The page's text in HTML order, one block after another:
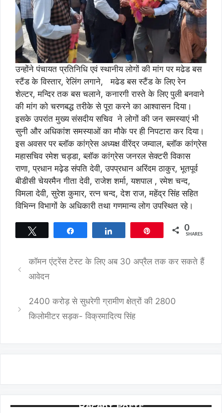
उन्होंने पंचायत प्रतिनिधि एवं स्थानीय लोगों की मांग पर मढेड बस
स्टैंड के विस्तार, रेलिंग लगाने, मढेड बस स्टैंड के लिए रेन
शेल्टर, मन्दिर तक बस चलाने, कनारगी रास्ते के लिए पुली बनवाने
की मांग को चरणबद्ध तरीके से पूरा करने का आश्वासन दिया।
इसके उपरांत मुख्य संसदीय सचिव ने लोगों की जन समस्याएं भी
सुनी और अधिकांश समस्याओं का मौके पर ही निपटारा कर दिया।
इस अवसर पर ब्लॉक कांग्रेस अध्यक्ष वीरेंद्र जम्वाल, ब्लॉक कांग्रेस
महासचिव रमेश चड्डा, ब्लॉक कांग्रेस जनरल सेक्टरी विकास
राणा, प्रधान मढ़ेड संपति देवी, उपप्रधान अरिंदम ठाकुर, भूतपूर्व
बीडीसी चेयरमैन गीता देवी, राजेश शर्मा, यशपाल , रमेश चन्द,
विमला देवी, सुरेश कुमार, रत्न चन्द, देश राज, महेंद्र सिंह सहित
विभिन्न विभागों के अधिकारी तथा गणमान्य लोग उपस्थित रहे।
0
SHARES
कॉमन एंट्रेंस टेस्ट के लिए अब 30 अप्रैल तक कर सकते हैं
आवेदन
2400 करोड़ से सुधरेगी ग्रामीण क्षेत्रों की 2800
किलोमीटर सड़क- विक्रमादित्य सिंह
Recent Posts